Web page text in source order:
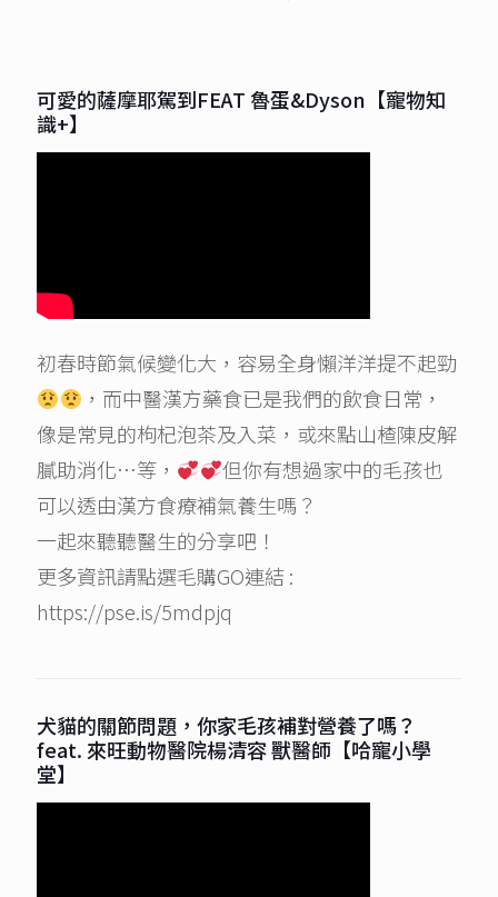
可愛的薩摩耶駕到FEAT 魯蛋&Dyson【寵物知
識+】
初春時節氣候變化大，容易全身懶洋洋提不起勁
，而中醫漢方藥食已是我們的飲食日常，
像是常見的枸杞泡茶及入菜，或來點山楂陳皮解
膩助消化…等，
但你有想過家中的毛孩也
可以透由漢方食療補氣養生嗎？
一起來聽聽醫生的分享吧！
更多資訊請點選毛購GO連結 :
https://pse.is/5mdpjq
犬貓的關節問題，你家毛孩補對營養了嗎？
feat. 來旺動物醫院楊清容 獸醫師【哈寵小學
堂】